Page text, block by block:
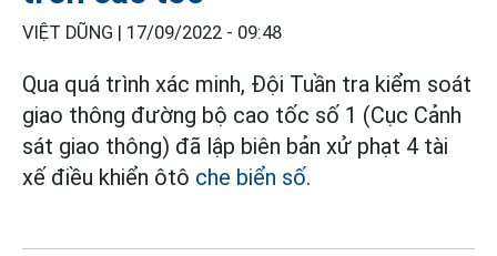
VIỆT DŨNG | 17/09/2022 - 09:48
Qua quá trình xác minh, Đội Tuần tra kiểm soát
giao thông đường bộ cao tốc số 1 (Cục Cảnh
sát giao thông) đã lập biên bản xử phạt 4 tài
xế điều khiển ôtô che biển số.